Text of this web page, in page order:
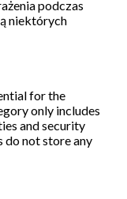
podczas
niektórych
for the
only includes
and security
do not store any